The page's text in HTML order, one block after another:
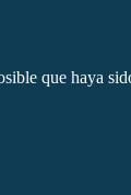
que haya